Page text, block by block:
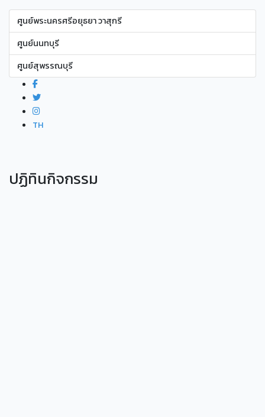
ศูนย์พระนครศรีอยุธยา วาสุกรี
ศูนย์นนทบุรี
ศูนย์สุพรรณบุรี
TH
ปฏิทินกิจกรรม